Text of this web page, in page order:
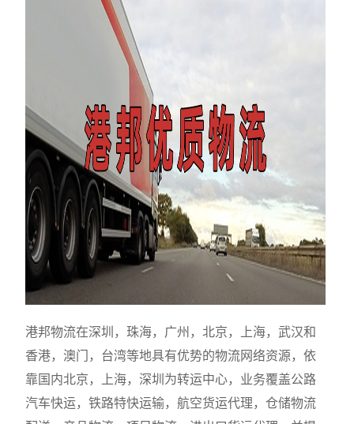
港邦物流在深圳，珠海，广州，北京，上海，武汉和
香港，澳门，台湾等地具有优势的物流网络资源，依
靠国内北京，上海，深圳为转运中心，业务覆盖公路
汽车快运，铁路特快运输，航空货运代理，仓储物流